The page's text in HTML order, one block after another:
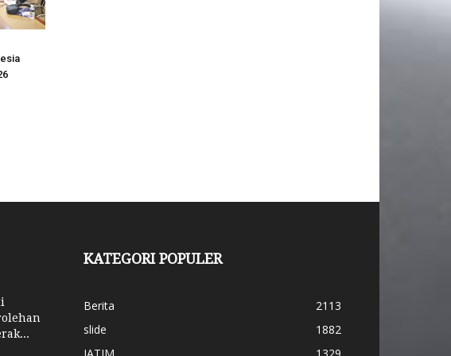
KATEGORI POPULER
Berita
2113
slide
1882